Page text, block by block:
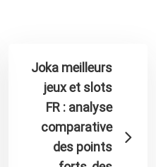
Joka meilleurs
jeux et slots
FR : analyse
comparative
des points